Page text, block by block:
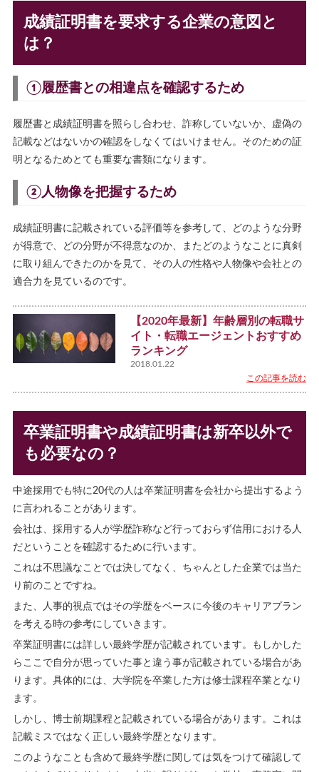
成績証明書を要求する企業の意図と
は？
①履歴書との相違点を確認するため
履歴書と成績証明書を照らし合わせ、詐称していないか、虚偽の
記載などはないかの確認をしなくてはいけません。そのための証
明となるためとても重要な書類になります。
②人物像を把握するため
成績証明書に記載されている評価等を参考して、どのような分野
が得意で、どの分野が不得意なのか、またどのようなことに真剣
に取り組んできたのかを見て、その人の性格や人物像や会社との
適合力を見ているのです。
【2020年最新】年齢層別の転職サ
イト・転職エージェントおすすめ
ランキング
2018.01.22
この記事を読む
卒業証明書や成績証明書は新卒以外で
も必要なの？
中途採用でも特に20代の人は卒業証明書を会社から提出するよう
に言われることがあります。
会社は、採用する人が学歴詐称など行っておらず信用における人
だということを確認するために行います。
これは不思議なことでは決してなく、ちゃんとした企業では当た
り前のことですね。
また、人事的視点ではその学歴をベースに今後のキャリアプラン
を考える時の参考にしていきます。
卒業証明書には詳しい最終学歴が記載されています。もしかした
らここで自分が思っていた事と違う事が記載されている場合があ
ります。具体的には、大学院を卒業した方は修士課程卒業となり
ます。
しかし、博士前期課程と記載されている場合があります。これは
記載ミスではなく正しい最終学歴となります。
このようなことも含めて最終学歴に関しては気をつけて確認して